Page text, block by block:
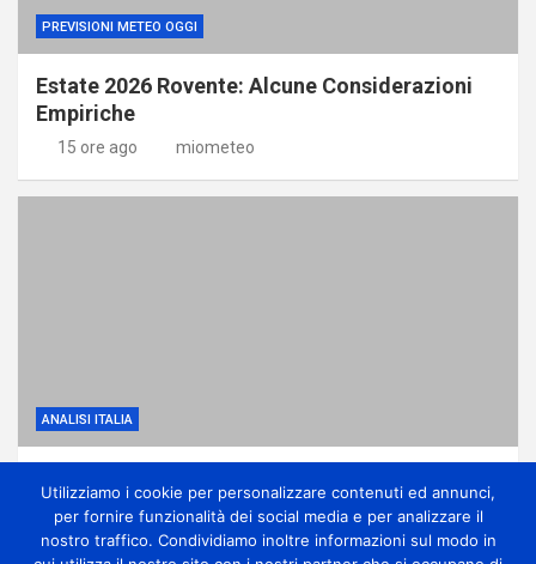
PREVISIONI METEO OGGI
Estate 2026 Rovente: Alcune Considerazioni
Empiriche
15 ore ago miometeo
ANALISI ITALIA
qualche temporale di calore
1 giorno ago miometeo
Utilizziamo i cookie per personalizzare contenuti ed annunci,
per fornire funzionalità dei social media e per analizzare il
nostro traffico. Condividiamo inoltre informazioni sul modo in